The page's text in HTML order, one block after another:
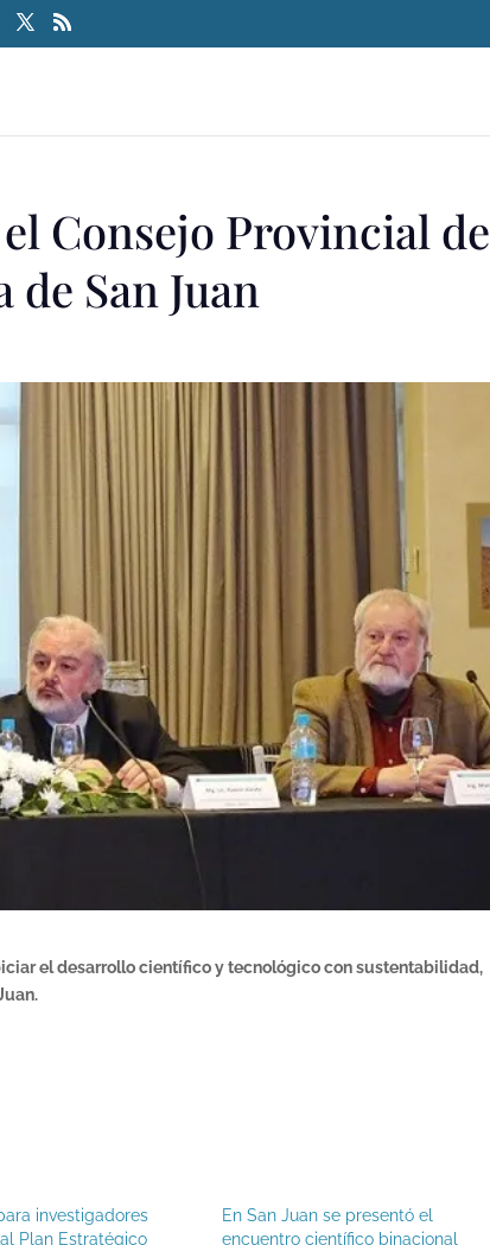
Consejo Provincial de
San Juan
el desarrollo científico y tecnológico con sustentabilidad,
investigadores
Plan Estratégico
En San Juan se presentó el
encuentro científico binacional